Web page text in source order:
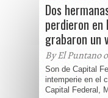
Dos
perdieron en
grabaron un
By El Puntano
Son de Capital
intemperie en el
Capital Federal,